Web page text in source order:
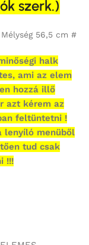
szerk.)
56,5 cm #
halk
ami az elem
hozzá illő
azt kérem az
feltüntetni !
lenyíló menüből
tud csak
!!!